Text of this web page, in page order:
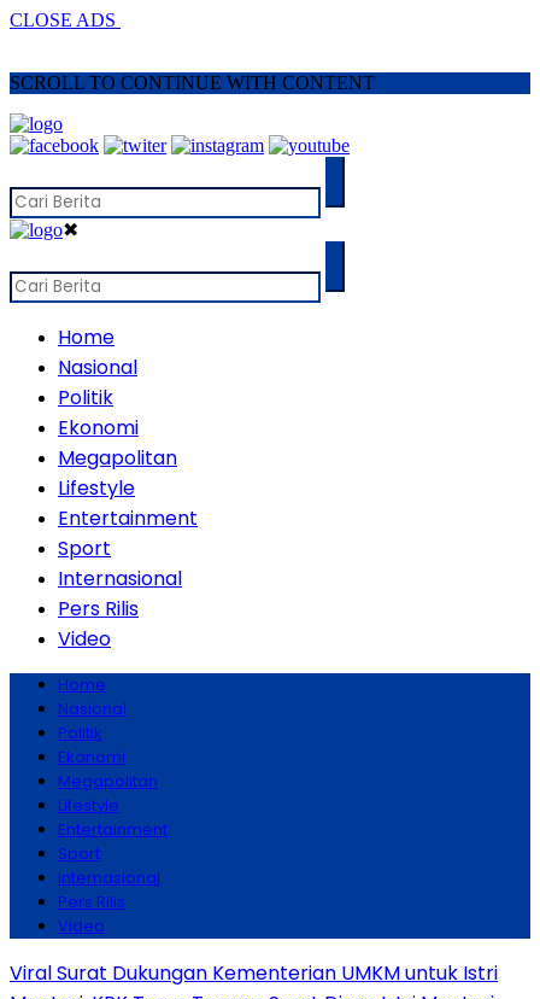
CLOSE ADS
SCROLL TO CONTINUE WITH CONTENT
✖
Home
Nasional
Politik
Ekonomi
Megapolitan
Lifestyle
Entertainment
Sport
Internasional
Pers Rilis
Video
Home
Nasional
Politik
Ekonomi
Megapolitan
Lifestyle
Entertainment
Sport
Internasional
Pers Rilis
Video
Viral Surat Dukungan Kementerian UMKM untuk Istri